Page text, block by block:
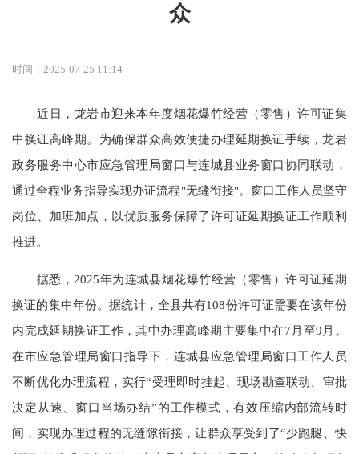
众
时间：2025-07-25 11:14
近日，龙岩市迎来本年度烟花爆竹经营（零售）许可证集
中换证高峰期。为确保群众高效便捷办理延期换证手续，龙岩
政务服务中心市应急管理局窗口与连城县业务窗口协同联动，
通过全程业务指导实现办证流程"无缝衔接"。窗口工作人员坚守
岗位、加班加点，以优质服务保障了许可证延期换证工作顺利
推进。
据悉，2025年为连城县烟花爆竹经营（零售）许可证延期
换证的集中年份。据统计，全县共有108份许可证需要在该年份
内完成延期换证工作，其中办理高峰期主要集中在7月至9月。
在市应急管理局窗口指导下，连城县应急管理局窗口工作人员
不断优化办理流程，实行“受理即时挂起、现场勘查联动、审批
决定从速、窗口当场办结”的工作模式，有效压缩内部流转时
间，实现办理过程的无缝隙衔接，让群众享受到了“少跑腿、快